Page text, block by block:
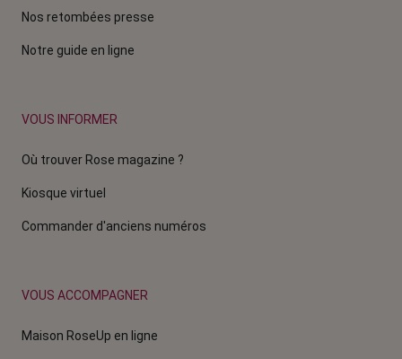
Nos retombées presse
Notre guide en ligne
VOUS INFORMER
Où trouver Rose magazine ?
Kiosque virtuel
Commander d'anciens numéros
VOUS ACCOMPAGNER
Maison RoseUp en ligne